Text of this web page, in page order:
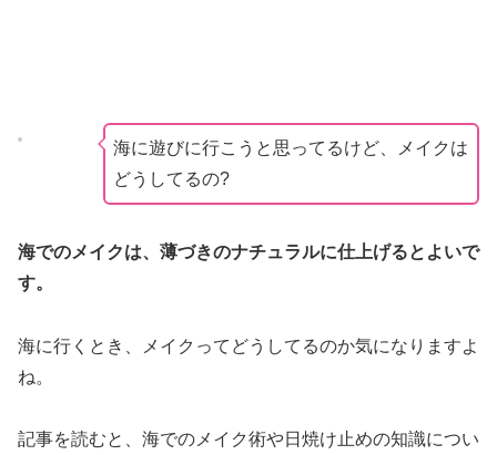
海に遊びに行こうと思ってるけど、メイクは
どうしてるの?
海でのメイクは、薄づきのナチュラルに仕上げると よいで
す。
海に行くとき、メイクってどうしてるのか気になりますよ
ね。
記事を読むと、海でのメイク術や日焼け止めの知識につい